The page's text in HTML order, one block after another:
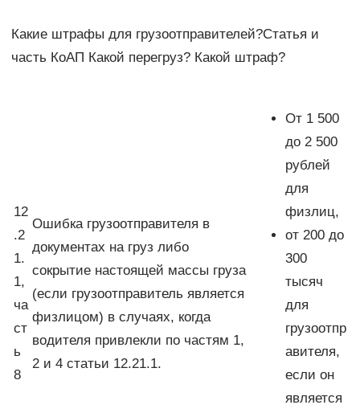
Какие штрафы для грузоотправителей?Статья и
часть КоАП Какой перегруз? Какой штраф?
12
.2
1.
1,
ча
ст
ь
8
Ошибка грузоотправителя в
документах на груз либо
сокрытие настоящей массы груза
(если грузоотправитель является
физлицом) в случаях, когда
водителя привлекли по частям 1,
2 и 4 статьи 12.21.1.
От 1 500
до 2 500
рублей
для
физлиц,
от 200 до
300
тысяч
для
грузоотпр
авителя,
если он
является